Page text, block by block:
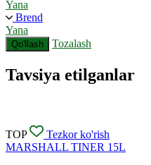
Yana
Brend
Yana
Qo'llash Tozalash
Tavsiya etilganlar
TOP
Tezkor ko'rish
MARSHALL TINER 15L